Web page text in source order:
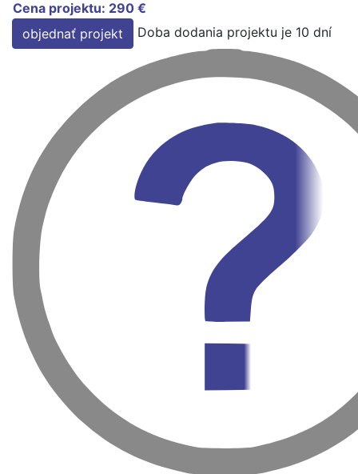
Cena projektu: 290 €
objednať projekt
Doba dodania projektu je 10 dní